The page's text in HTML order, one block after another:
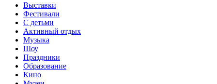
Выставки
Фестивали
С детьми
Активный отдых
Музыка
Шоу
Праздники
Образование
Кино